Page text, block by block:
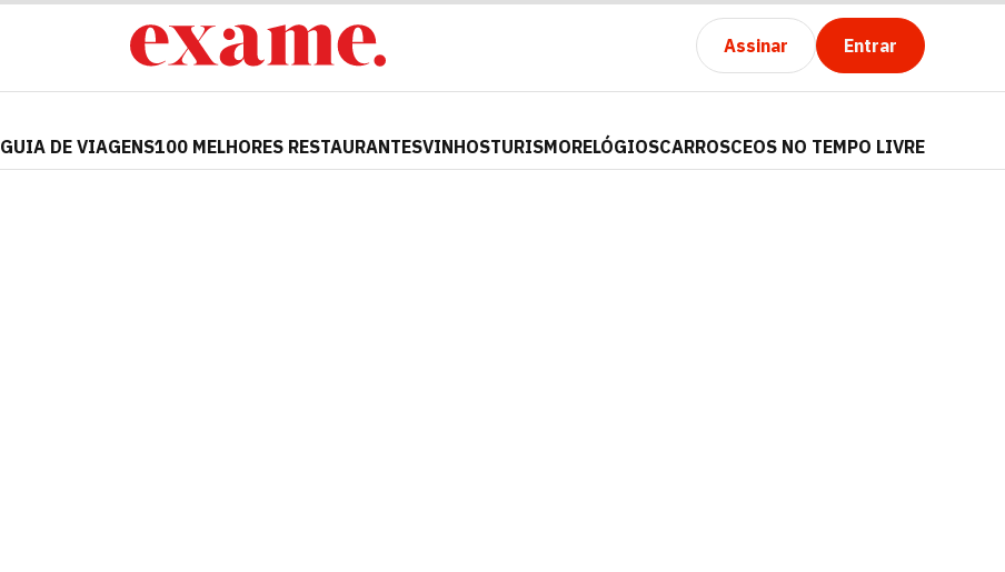
Assinar Entrar
GUIA DE VIAGENS100 MELHORES RESTAURANTESVINHOSTURISMORELÓGIOSCARROSCEOS NO TEMPO LIVRE